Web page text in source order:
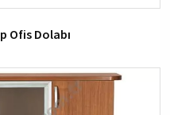
Ofis Dolabı